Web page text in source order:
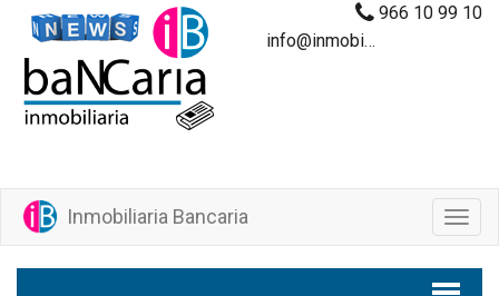
966 10 99 10
info@inmobiliariabancaria.com
M
e
n
Inmobiliaria Bancaria